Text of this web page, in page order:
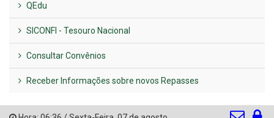
QEdu
SICONFI - Tesouro Nacional
Consultar Convênios
Receber Informações sobre novos Repasses